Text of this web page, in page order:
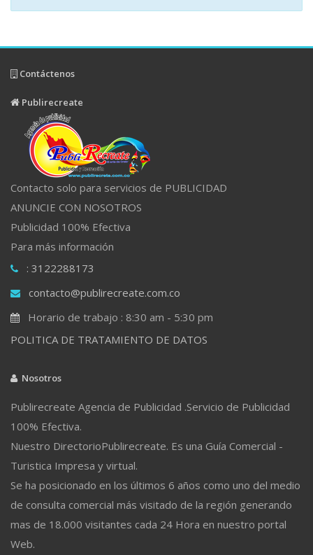
Contáctenos
Publirecreate
Contacto solo para servicios de PUBLICIDAD
ANUNCIE CON NOSOTROS
Publicidad 100% Efectiva
Para más información
: 3122288173
contacto@publirecreate.com.co
Horario de trabajo : 8:30 am - 5:30 pm
POLITICA DE TRATAMIENTO DE DATOS
Nosotros
Publirecreate Agencia de Publicidad .Servicio de Publicidad
100% Efectiva.
Nuestro DirectorioPublirecreate. Es una Guía Comercial -
Turistica Impresa y virtual.
Se ha posicionado en los últimos 6 años como uno del medio
de consulta comercial más visitado de la región generando
mas de 18.000 visitantes cada 24 Hora en nuestro portal
Web.